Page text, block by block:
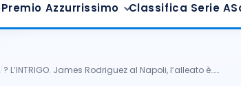
Premio Azzurrissimo Classifica Serie A
? L’INTRIGO. James Rodriguez al Napoli, l’alleato è……